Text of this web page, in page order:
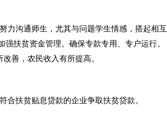
力沟通师生，尤其与问题学生情感，搭起相互
强扶贫资金管理。确保专款专用、专户运行。
善，农民收入有所提高。
合扶贫贴息贷款的企业争取扶贫贷款。